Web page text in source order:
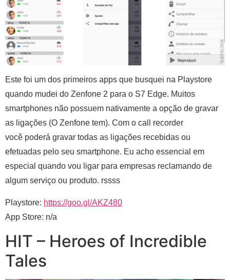
Este foi um dos primeiros apps que busquei na Playstore
quando mudei do Zenfone 2 para o S7 Edge. Muitos
smartphones não possuem nativamente a opção de gravar
as ligações (O Zenfone tem). Com o call recorder
você poderá gravar todas as ligações recebidas ou
efetuadas pelo seu smartphone. Eu acho essencial em
especial quando vou ligar para empresas reclamando de
algum serviço ou produto. rssss
Playstore: https://goo.gl/AKZ480
App Store: n/a
HIT – Heroes of Incredible
Tales